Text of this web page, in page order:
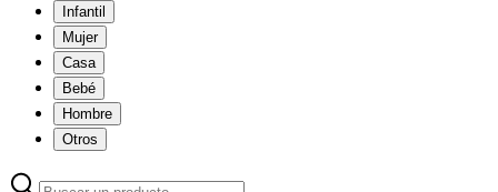
Infantil
Mujer
Casa
Bebé
Hombre
Otros